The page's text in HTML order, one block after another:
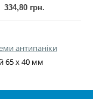
односторонній із
односторонній із
упорним кільцем,
334,80 грн.
антипаніки
65 х 40 мм